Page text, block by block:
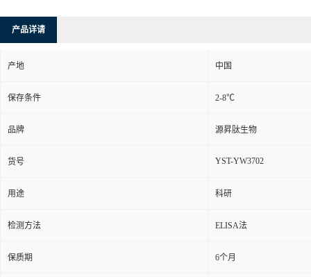
产品详请
产地 中国
保存条件 2-8℃
品牌 源昇肽生物
货号 YST-YW3702
用途 科研
检测方法 ELISA法
保质期 6个月